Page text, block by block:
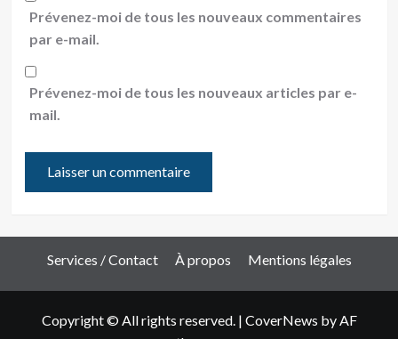
Prévenez-moi de tous les nouveaux commentaires
par e-mail.
Prévenez-moi de tous les nouveaux articles par e-
mail.
Services / Contact À propos Mentions légales
Copyright © All rights reserved. | CoverNews by AF